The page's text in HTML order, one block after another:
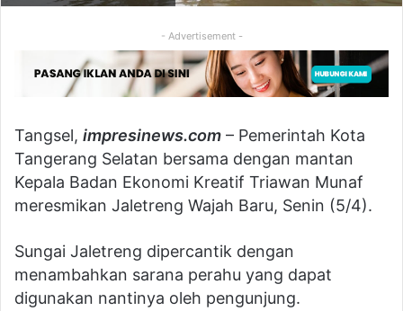
- Advertisement -
Tangsel, impresinews.com – Pemerintah Kota
Tangerang Selatan bersama dengan mantan
Kepala Badan Ekonomi Kreatif Triawan Munaf
meresmikan Jaletreng Wajah Baru, Senin (5/4).
Sungai Jaletreng dipercantik dengan
menambahkan sarana perahu yang dapat
digunakan nantinya oleh pengunjung.